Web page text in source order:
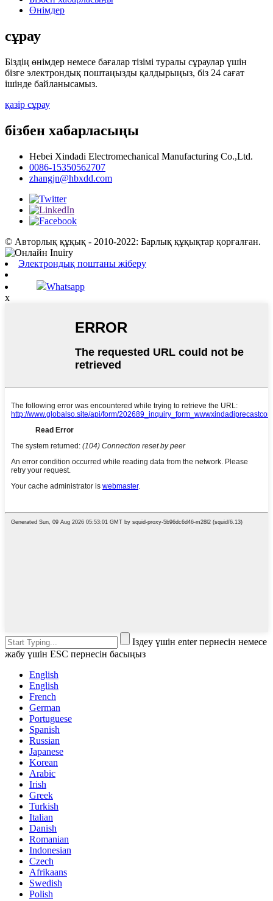
Өнімдер
сұрау
Біздің өнімдер немесе бағалар тізімі туралы сұраулар үшін
бізге электрондық поштаңызды қалдырыңыз, біз 24 сағат
ішінде байланысамыз.
қазір сұрау
бізбен хабарласыңы
Hebei Xindadi Electromechanical Manufacturing Co.,Ltd.
0086-15350562707
zhangjn@hbxdd.com
© Авторлық құқық - 2010-2022: Барлық құқықтар қорғалған.
Электрондық поштаны жіберу
Whatsapp
x
Іздеу үшін enter пернесін немесе
жабу үшін ESC пернесін басыңыз
English
English
French
German
Portuguese
Spanish
Russian
Japanese
Korean
Arabic
Irish
Greek
Turkish
Italian
Danish
Romanian
Indonesian
Czech
Afrikaans
Swedish
Polish